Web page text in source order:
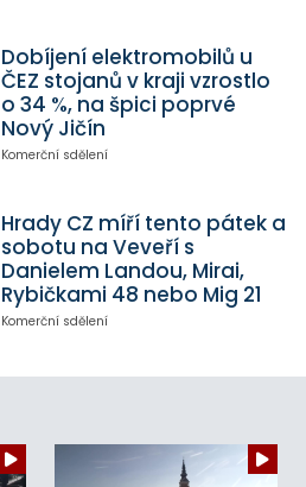
Dobíjení elektromobilů u
ČEZ stojanů v kraji vzrostlo
o 34 %, na špici poprvé
Nový Jičín
Komerční sdělení
Hrady CZ míří tento pátek a
sobotu na Veveří s
Danielem Landou, Mirai,
Rybičkami 48 nebo Mig 21
Komerční sdělení